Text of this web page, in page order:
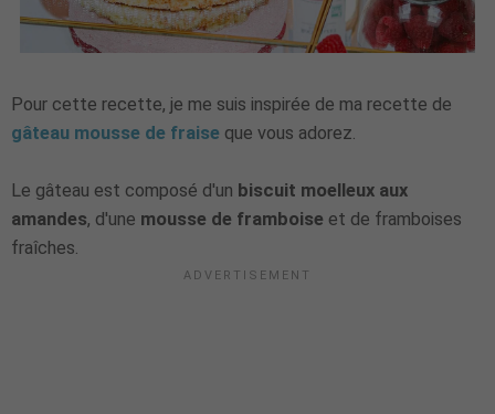
Pour cette recette, je me suis inspirée de ma recette de
gâteau mousse de fraise que vous adorez.
Le gâteau est composé d'un biscuit moelleux aux
amandes, d'une mousse de framboise et de framboises
fraîches.